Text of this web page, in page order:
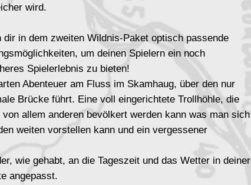
wird.
dir in dem zweiten Wildnis-Paket optisch passende
um deinen Spielern ein noch
Spielerlebnis zu bieten!
Abenteuer am Fluss im Skamhaug, über den nur
Brücke führt. Eine voll eingerichtete Trollhöhle, die
von allem anderen bevölkert werden kann was man sich
weiten vorstellen kann und ein vergessener
wie gehabt, an die Tageszeit und das Wetter in deiner
angepasst.